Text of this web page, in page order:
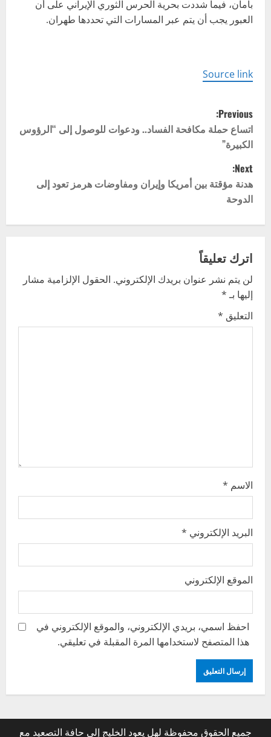
بأمان، فيما شددت بحرية الحرس الثوري الإيراني على أن
العبور يجب أن يتم عبر المسارات التي تحددها طهران.
Source link
P
o
s
t
n
v
i
g
Previous:
اتساع حملة مكافحة الفساد.. ودعوات للوصول إلى “الرؤوس
الكبيرة”
Next:
هدنة مؤقتة بين أمريكا وإيران ومفاوضات هرمز تعود إلى
الدوحة
اترك تعليقاً
لن يتم نشر عنوان بريدك الإلكتروني. الحقول الإلزامية مشار
إليها بـ*
التعليق *
الاسم *
البريد الإلكتروني *
الموقع الإلكتروني
احفظ اسمي، بريدي الإلكتروني، والموقع الإلكتروني في
هذا المتصفح لاستخدامها المرة المقبلة في تعليقي.
جميع الحقوق محفوظة لهل يعود الخليج إلى حافة التصعيد مع